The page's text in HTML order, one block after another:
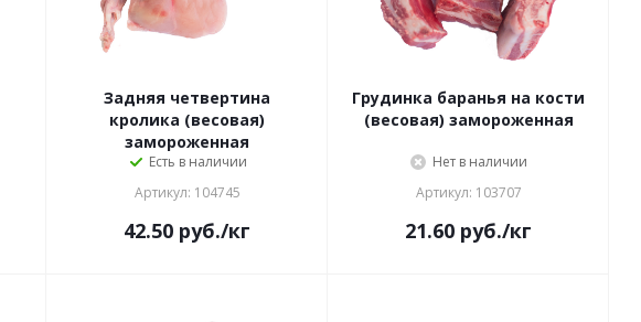
Задняя четвертина
кролика (весовая)
замороженная
Есть в наличии
Артикул: 104745
42.50 руб./кг
Грудинка баранья на кости
(весовая) замороженная
Нет в наличии
Артикул: 103707
21.60 руб./кг